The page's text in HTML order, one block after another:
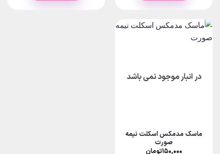
در انبار موجود نمی باشد
ماسک مدمکس اسکلت نیمه
صورت
۱۵۰,۰۰۰تومان